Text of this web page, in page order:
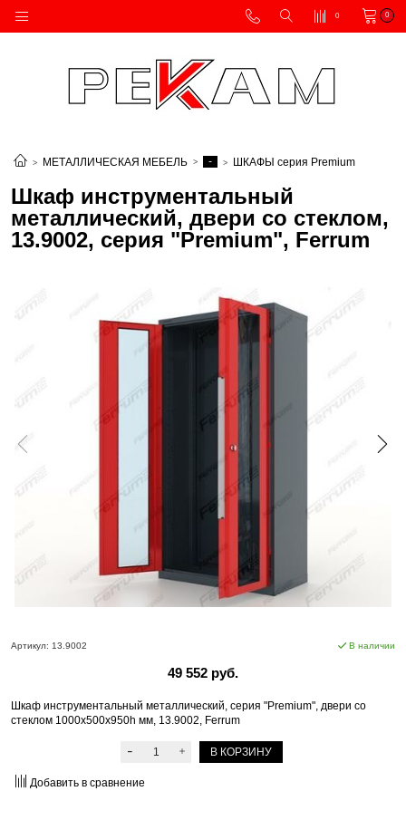
0 0
МЕТАЛЛИЧЕСКАЯ МЕБЕЛЬ - ШКАФЫ серия Premium
Шкаф инструментальный
металлический, двери со стеклом,
13.9002, серия "Premium", Ferrum
Артикул: 13.9002 В наличии
49 552 руб.
Шкаф инструментальный металлический, серия "Premium", двери со
стеклом 1000х500х950h мм, 13.9002, Ferrum
В КОРЗИНУ
Добавить в сравнение